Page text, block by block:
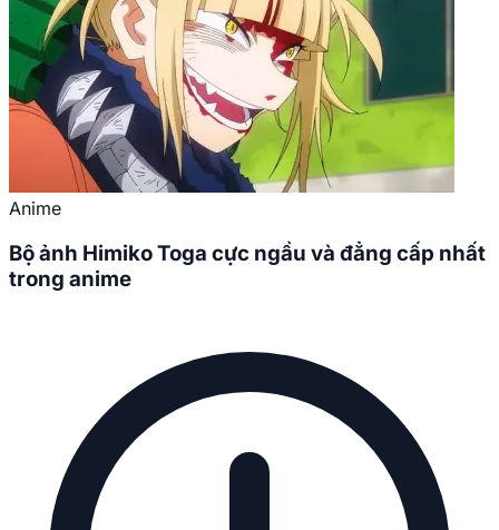
Anime
Bộ ảnh Himiko Toga cực ngầu và đẳng cấp nhất
trong anime